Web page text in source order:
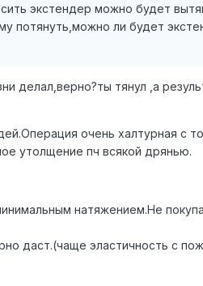
экстендер можно будет
потянуть,можно ли будет
делал,верно?ты тянул ,а
очень халтурная с
утолщение пч всякой дрянью.
натяжением.Не
даст.(чаще эластичность с